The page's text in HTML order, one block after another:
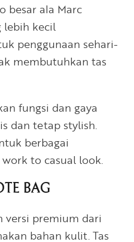
besar ala Marc
lebih kecil
penggunaan sehari-
membutuhkan tas
fungsi dan gaya
dan tetap stylish.
berbagai
to casual look.
BAG
versi premium dari
bahan kulit. Tas